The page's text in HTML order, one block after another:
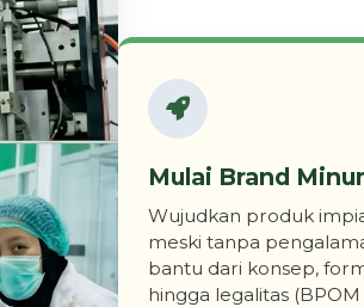
Mulai Brand
Wujudkan produk
meski tanpa
bantu dari konsep,
hingga legalitas (BPOM